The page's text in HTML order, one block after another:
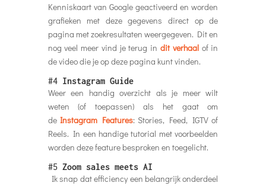
Kenniskaart van Google geactiveerd en worden
grafieken met deze gegevens direct op de
pagina met zoekresultaten weergegeven. Dit en
nog veel meer vind je terug indit verhaalof in
de video die je op deze pagina kunt vinden.
#4 Instagram Guide
Weer een handig overzicht als je meer wilt
weten (of toepassen) als het gaat om
de Instagram Features: Stories, Feed, IGTV of
Reels. In een handige tutorial met voorbeelden
worden deze feature besproken en toegelicht.
#5 Zoom sales meets AI
Ik snap dat efficiency een belangrijk onderdeel